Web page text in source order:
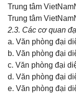
Trung tâm
Trung tâm
2.3. Các cơ quan
a. Văn phòng đại
b. Văn phòng đại
c. Văn phòng đại
d. Văn phòng đại
e. Văn phòng đại